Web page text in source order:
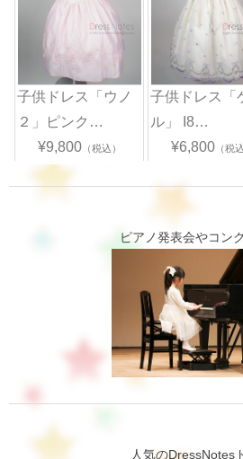
子供ドレス「ウノ
２」ピンク…
¥9,800（税込）
子供ドレス「
ル」 I8…
¥6,800（税込
ピアノ発表会やコン
人気のDressNotes